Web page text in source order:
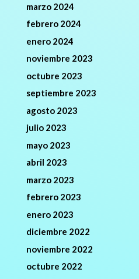
marzo 2024
febrero 2024
enero 2024
noviembre 2023
octubre 2023
septiembre 2023
agosto 2023
julio 2023
mayo 2023
abril 2023
marzo 2023
febrero 2023
enero 2023
diciembre 2022
noviembre 2022
octubre 2022